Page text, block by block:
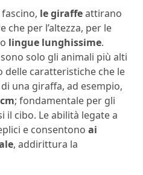
le giraffeattirano
che per l’altezza, per le
lingue lunghissime.
solo gli animali più alti
delle caratteristiche che le
una giraffa, ad esempio,
; fondamentale per gli
cibo. Le abilità legate a
e consentono ai
, addirittura la